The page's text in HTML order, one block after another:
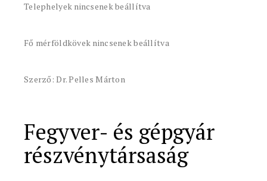
Telephelyek nincsenek beállítva
Fő mérföldkövek nincsenek beállítva
Szerző: Dr. Pelles Márton
Fegyver- és gépgyár
részvénytársaság